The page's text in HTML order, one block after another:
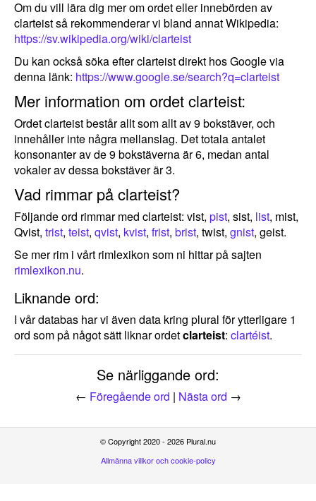
Om du vill lära dig mer om ordet eller innebörden av
clarteist så rekommenderar vi bland annat Wikipedia:
https://sv.wikipedia.org/wiki/clarteist
Du kan också söka efter clarteist direkt hos Google via
denna länk: https://www.google.se/search?q=clarteist
Mer information om ordet clarteist:
Ordet clarteist består allt som allt av 9 bokstäver, och
innehåller inte några mellanslag. Det totala antalet
konsonanter av de 9 bokstäverna är 6, medan antal
vokaler av dessa bokstäver är 3.
Vad rimmar på clarteist?
Följande ord rimmar med clarteist: vist, pist, sist, list, mist,
Qvist, trist, teist, qvist, kvist, frist, brist, twist, gnist, geist.
Se mer rim i vårt rimlexikon som ni hittar på sajten
rimlexikon.nu.
Liknande ord:
I vår databas har vi även data kring plural för ytterligare 1
ord som på något sätt liknar ordetclarteist: clartéist.
Se närliggande ord:
← Föregående ord | Nästa ord →
© Copyright 2020 - 2026 Plural.nu
Allmänna villkor och cookie-policy